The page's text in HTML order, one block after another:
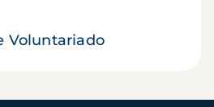
Voluntariado